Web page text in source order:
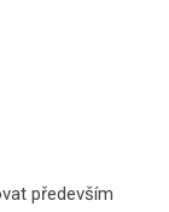
především